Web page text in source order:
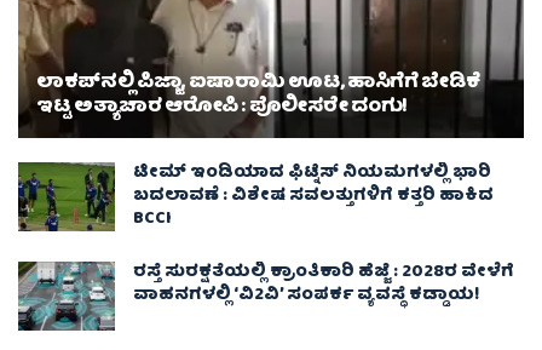
ಲಾಕಪ್‌ನಲ್ಲಿ ಪಿಜ್ಜಾ, ಐಷಾರಾಮಿ ಊಟ, ಹಾಸಿಗೆಗೆ ಬೇಡಿಕೆ
ಇಟ್ಟ ಅತ್ಯಾಚಾರ ಆರೋಪಿ : ಪೊಲೀಸರೇ ದಂಗು!
ಟೀಮ್ ಇಂಡಿಯಾದ ಫಿಟ್ನೆಸ್ ನಿಯಮಗಳಲ್ಲಿ ಭಾರಿ
ಬದಲಾವಣೆ : ವಿಶೇಷ ಸವಲತ್ತುಗಳಿಗೆ ಕತ್ತರಿ ಹಾಕಿದ
BCCI
ರಸ್ತೆ ಸುರಕ್ಷತೆಯಲ್ಲಿ ಕ್ರಾಂತಿಕಾರಿ ಹೆಜ್ಜೆ : 2028ರ ವೇಳೆಗೆ
ವಾಹನಗಳಲ್ಲಿ ‘ವಿ2ವಿ’ ಸಂಪರ್ಕ ವ್ಯವಸ್ಥೆ ಕಡ್ಡಾಯ!